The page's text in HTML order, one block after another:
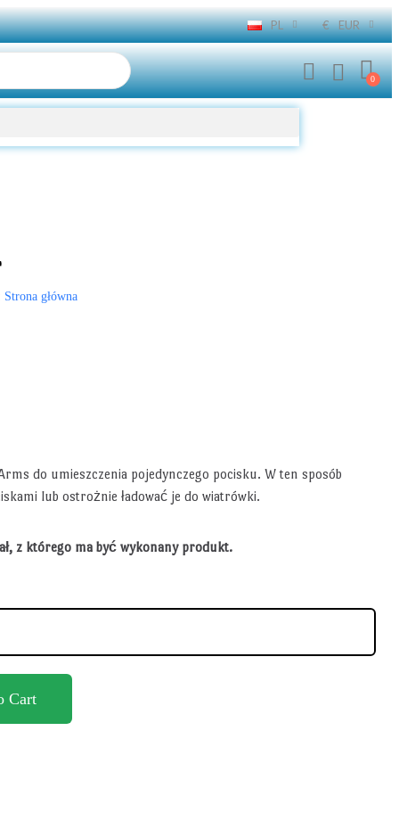
PL € EUR
Strona główna
do umieszczenia pojedynczego pocisku. W ten sposób
lub ostrożnie ładować je do wiatrówki.
z którego ma być wykonany produkt.
Cart